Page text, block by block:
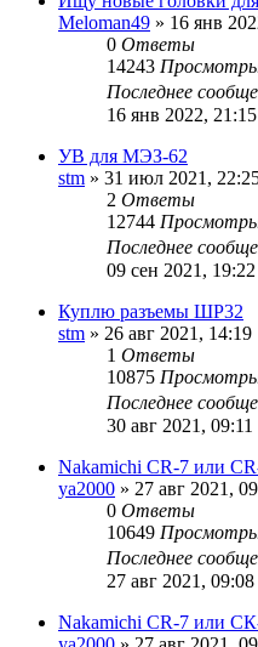
Meloman49 » 16 янв
0 Ответы
14243
Последнее
16 янв 2022, 21:15
УВ для МЭЗ-62
stm » 31 июл 2021,
2 Ответы
12744
Последнее
09 сен 2021, 19:22
Куплю разъемы ШР32
stm » 26 авг 2021, 14:19
1 Ответы
10875
Последнее
30 авг 2021, 09:11
Nakamichi CR-7 или
ya2000 » 27 авг 2021,
0 Ответы
10649
Последнее
27 авг 2021, 09:08
Nakamichi CR-7 или